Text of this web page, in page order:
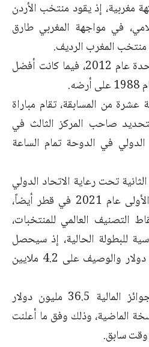
مغربية، إذ يقود منتخب الأردن
في مواجهة المغربي طارق
المغرب الرديف.
ونال المغرب اللقب مرة واحدة عام 2012، فيما كانت أفضل
عشرة من المسابقة، تقام مباراة
صاحب المركز الثالث في
في الدوحة تمام الساعة
تحت رعاية الاتحاد الدولي
لكرة القدم ” الفيفا” بعد الأولى عام 2021 في قطر أيضاً،
العالمي للمنتخبات،
للبطولة الحالية، إذ سيحصل
الفائز بها على 7.1 ملايين دولار والوصيف على 4.2 ملايين
وبالمجمل، ستبلغ قيمة الجوائز المالية 36.5 مليون دولار
في النسخة الماضية، وذلك وفق ما أعلنت
وقت سابق.